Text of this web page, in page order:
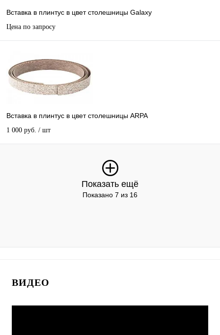
Вставка в плинтус в цвет столешницы Galaxy
Цена по запросу
Вставка в плинтус в цвет столешницы ARPA
1 000 руб. / шт
Показать ещё
Показано 7 из 16
ВИДЕО